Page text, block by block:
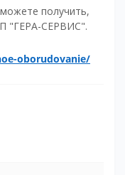
получить,
"ГЕРА-СЕРВИС".
oborudovanie/